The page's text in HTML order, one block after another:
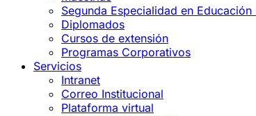
Segunda Especialidad en Educación
Diplomados
Cursos de extensión
Programas Corporativos
Servicios
Intranet
Correo Institucional
Plataforma virtual